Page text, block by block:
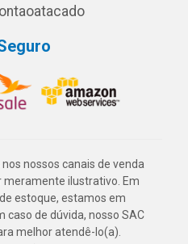
nossos canais de venda
ilustrativo. Em
estoque, estamos em
caso de dúvida, nosso SAC
melhor atendê-lo(a).